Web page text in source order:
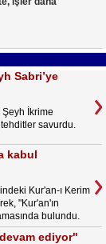
Sabri’ye
İkrime
savurdu.
kabul
Kur'an-ı Kerim
"Kur'an'ın
bulundu.
ediyor"